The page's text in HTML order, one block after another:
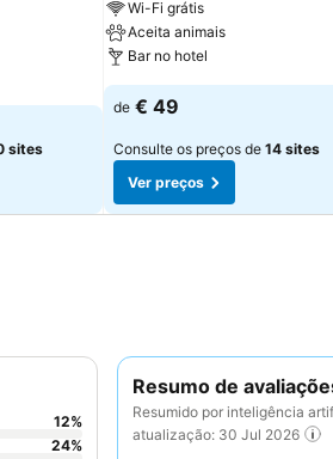
sites
Wi-Fi grátis
Aceita animais
Bar no hotel
de € 49
Consulte os preços de 14 sites
Ver preços
Resumo de
Resumido por inteligência
atualização: 30 Jul 2026
12%
24%